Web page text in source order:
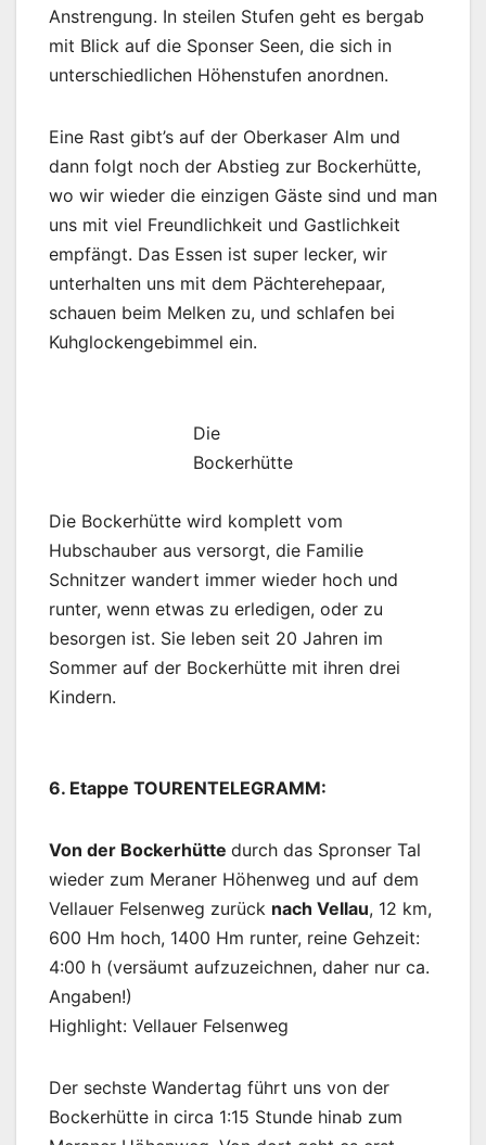
Anstrengung. In steilen Stufen geht es bergab
mit Blick auf die Sponser Seen, die sich in
unterschiedlichen Höhenstufen anordnen.
Eine Rast gibt’s auf der Oberkaser Alm und
dann folgt noch der Abstieg zur Bockerhütte,
wo wir wieder die einzigen Gäste sind und man
uns mit viel Freundlichkeit und Gastlichkeit
empfängt. Das Essen ist super lecker, wir
unterhalten uns mit dem Pächterehepaar,
schauen beim Melken zu, und schlafen bei
Kuhglockengebimmel ein.
Die
Bockerhütte
Die Bockerhütte wird komplett vom
Hubschauber aus versorgt, die Familie
Schnitzer wandert immer wieder hoch und
runter, wenn etwas zu erledigen, oder zu
besorgen ist. Sie leben seit 20 Jahren im
Sommer auf der Bockerhütte mit ihren drei
Kindern.
6. Etappe TOURENTELEGRAMM:
Von der Bockerhütte durch das Spronser Tal
wieder zum Meraner Höhenweg und auf dem
Vellauer Felsenweg zurück nach Vellau, 12 km,
600 Hm hoch­, 1400 Hm runter, reine Gehzeit:
4:00 h (versäumt aufzuzeichnen, daher nur ca.
Angaben!)
Highlight: Vellauer Felsenweg
Der sechste Wandertag führt uns von der
Bockerhütte in circa 1:15 Stunde hinab zum